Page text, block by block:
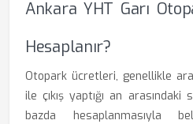
Ankara YHT Garı
Hesaplanır?
Otopark ücretleri, genellikle
ile çıkış yaptığı an
bazda hesaplanmasıyla